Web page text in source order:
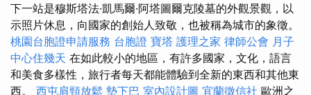
下一站是穆斯塔法·凱馬爾·阿塔圖爾克陵墓的外觀景觀，以
示照片休息，向國家的創始人致敬，也被稱為城市的象徵。
桃園台胞證申請服務 台胞證 寶塔 護理之家 律師公會 月子
中心住幾天 在如此較小的地區，有許多國家，文化，語言
和美食多樣性，旅行者每天都能體驗到全新的東西和其他東
西。 西屯肩頸放鬆 墊下巴 室內設計圖 宜蘭徵信社 歐洲之